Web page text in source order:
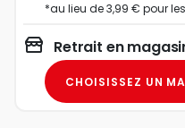
*au lieu de 3,99 € pour
Retrait en
CHOISISSEZ UN